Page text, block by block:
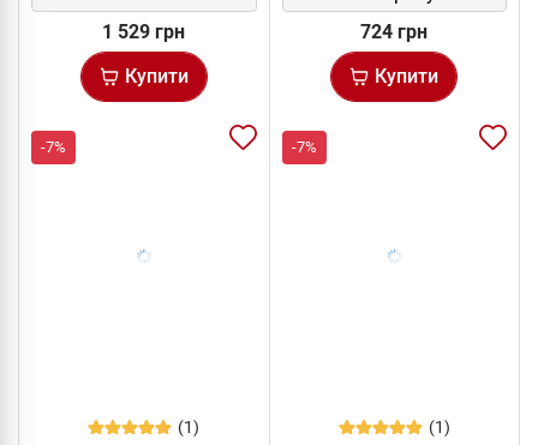
1 529 грн
Купити
724 грн
Купити
-7%
(1)
-7%
(1)